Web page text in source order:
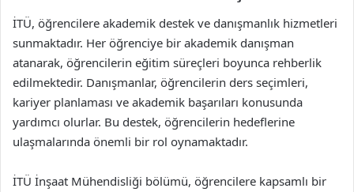
İTÜ, öğrencilere akademik destek ve danışmanlık hizmetleri
sunmaktadır. Her öğrenciye bir akademik danışman
atanarak, öğrencilerin eğitim süreçleri boyunca rehberlik
edilmektedir. Danışmanlar, öğrencilerin ders seçimleri,
kariyer planlaması ve akademik başarıları konusunda
yardımcı olurlar. Bu destek, öğrencilerin hedeflerine
ulaşmalarında önemli bir rol oynamaktadır.
İTÜ İnşaat Mühendisliği bölümü, öğrencilere kapsamlı bir